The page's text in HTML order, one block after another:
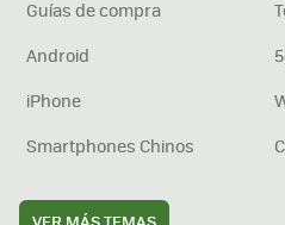
Guías de compra
Android
iPhone
Smartphones Chinos
VER MÁS TEMAS